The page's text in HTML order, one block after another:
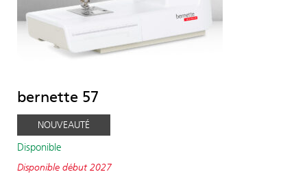
bernette 57
NOUVEAUTÉ
Disponible
Disponible début 2027